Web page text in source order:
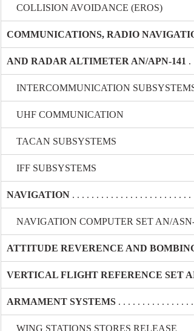
COLLISION AVOIDANCE (EROS)
COMMUNICATIONS, RADIO
AND RADAR ALTIMETER AN/APN-141 .
INTERCOMMUNICATION SUBSYSTEMS
UHF COMMUNICATION
TACAN SUBSYSTEMS
IFF SUBSYSTEMS
NAVIGATION . . . . . . . . . . . . . . . . . . . . . . . .
NAVIGATION COMPUTER SET AN/ASN-
ATTITUDE REVERENCE AND
VERTICAL FLIGHT REFERENCE SET
ARMAMENT SYSTEMS . . . . . . . . . . . . . . .
WING STATIONS STORES RELEASE